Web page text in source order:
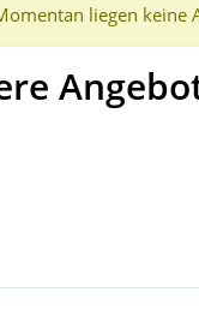
liegen keine